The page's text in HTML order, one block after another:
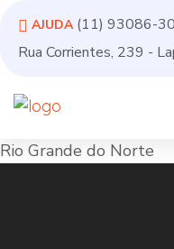
AJUDA (11) 93086-
Rua Corrientes, 239 -
Rio Grande do Norte